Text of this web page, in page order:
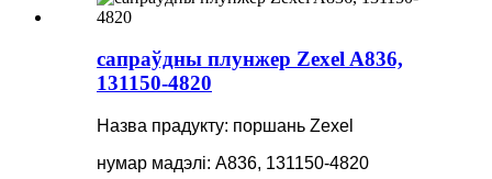
сапраўдны плунжер Zexel A836,
131150-4820
Назва прадукту: поршань Zexel
нумар мадэлі: A836, 131150-4820